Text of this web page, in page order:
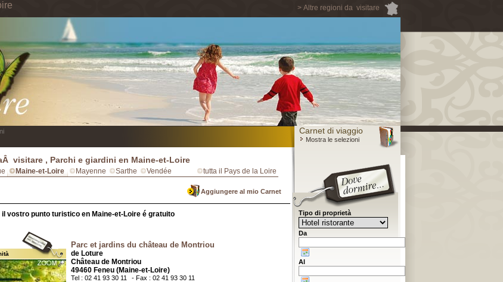
> Altre regioni da visitare
Carnet di viaggio
Mostra le selezioni
visitare , Parchi e giardini en Maine-et-Loire
Maine-et-Loire Mayenne Sarthe Vendée tutta il Pays de la Loire
Aggiungere al mio Carnet
il vostro punto turistico en Maine-et-Loire é gratuito
Parc et jardins du château de Montriou
de Loture
Château de Montriou
49460 Feneu (Maine-et-Loire)
Tel : 02 41 93 30 11 - Fax : 02 41 93 30 11
Tipo di proprietà
Da
Al